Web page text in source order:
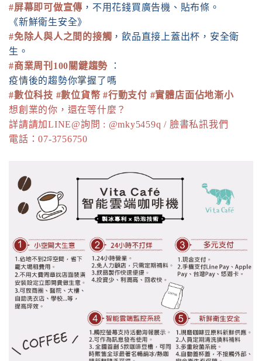
#屏幕即可做宣傳 ，不用花錢買廣告機、貼布條。
《新鮮衛生安全》
#免除人與人之間的接觸 ，飲品直接上蓋出杯，安全衛
生。
#商業周刊100關鍵趨勢 ：
疫情後的趨勢你掌握了嗎
#數位科技 #數位貨幣 #行動支付 #實體店面佔地漸小
想創業的你，還在等什麼？
詳請請加LINE@詢問 : @mky5459q / 臉書私訊我們
電話：07-3756750